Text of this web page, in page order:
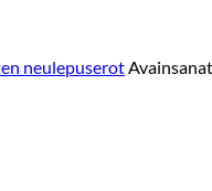
neulepuserot